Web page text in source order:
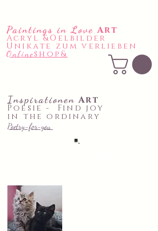
Paintings in Love Art
Acryl &Oelbilder
Unikate zum verlieben
Onlineshop&
Inspirationen Art
Poesie - Find joy
in the ordinary
Poetry-for-you